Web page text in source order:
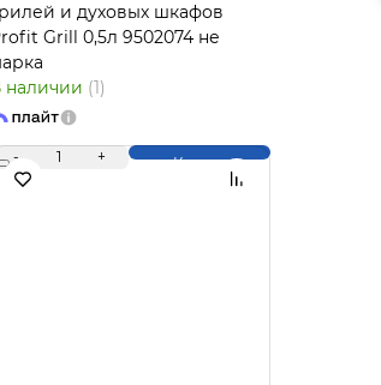
и духовых шкафов
Grill 0,5л 9502074 не
наличии (1)
- 1 + Купить